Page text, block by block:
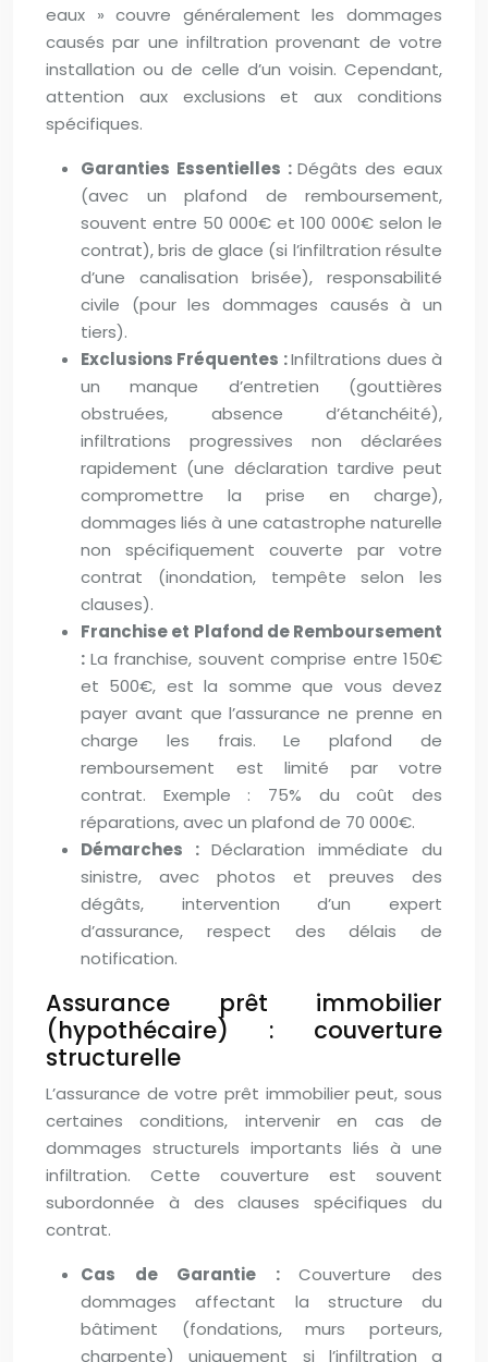
eaux » couvre généralement les dommages
causés par une infiltration provenant de votre
installation ou de celle d’un voisin. Cependant,
attention aux exclusions et aux conditions
spécifiques.
Garanties Essentielles :Dégâts des eaux
(avec un plafond de remboursement,
souvent entre 50 000€ et 100 000€ selon le
contrat), bris de glace (si l’infiltration résulte
d’une canalisation brisée), responsabilité
civile (pour les dommages causés à un
tiers).
Exclusions Fréquentes :Infiltrations dues à
un manque d’entretien (gouttières
obstruées, absence d’étanchéité),
infiltrations progressives non déclarées
rapidement (une déclaration tardive peut
compromettre la prise en charge),
dommages liés à une catastrophe naturelle
non spécifiquement couverte par votre
contrat (inondation, tempête selon les
clauses).
Franchise et Plafond de Remboursement
: La franchise, souvent comprise entre 150€
et 500€, est la somme que vous devez
payer avant que l’assurance ne prenne en
charge les frais. Le plafond de
remboursement est limité par votre
contrat. Exemple : 75% du coût des
réparations, avec un plafond de 70 000€.
Démarches : Déclaration immédiate du
sinistre, avec photos et preuves des
dégâts, intervention d’un expert
d’assurance, respect des délais de
notification.
Assurance prêt immobilier
(hypothécaire) : couverture
structurelle
L’assurance de votre prêt immobilier peut, sous
certaines conditions, intervenir en cas de
dommages structurels importants liés à une
infiltration. Cette couverture est souvent
subordonnée à des clauses spécifiques du
contrat.
Cas de Garantie :Couverture des
dommages affectant la structure du
bâtiment (fondations, murs porteurs,
charpente) uniquement si l’infiltration a